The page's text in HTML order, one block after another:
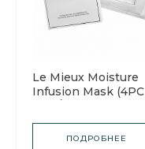
Le Mieux Moisture
Infusion Mask (4PC
Интенсивное
увлажнение
ПОДРОБНЕЕ